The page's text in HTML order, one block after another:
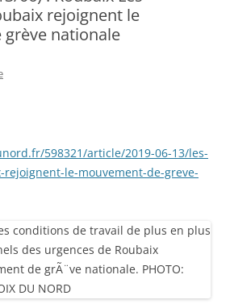
rejoignent le
nationale
598321/article/2019-06-13/les-
rejoignent-le-mouvement-de-greve-